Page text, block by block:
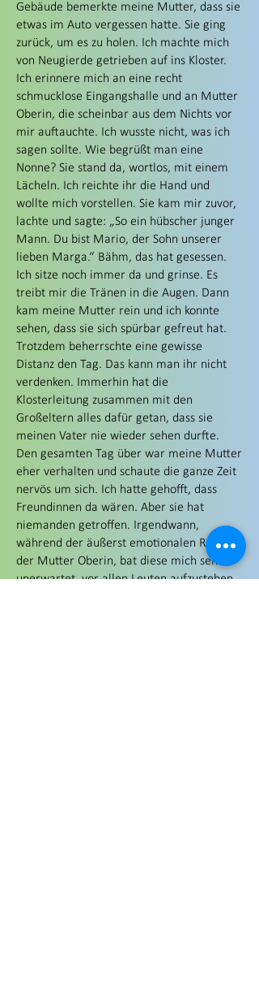
Gebäude bemerkte meine Mutter, dass sie
etwas im Auto vergessen hatte. Sie ging
zurück, um es zu holen. Ich machte mich
von Neugierde getrieben auf ins Kloster.
Ich erinnere mich an eine recht
schmucklose Eingangshalle und an Mutter
Oberin, die scheinbar aus dem Nichts vor
mir auftauchte. Ich wusste nicht, was ich
sagen sollte. Wie begrüßt man eine
Nonne? Sie stand da, wortlos, mit einem
Lächeln. Ich reichte ihr die Hand und
wollte mich vorstellen. Sie kam mir zuvor,
lachte und sagte: „So ein hübscher junger
Mann. Du bist Mario, der Sohn unserer
lieben Marga.“ Bähm, das hat gesessen.
Ich sitze noch immer da und grinse. Es
treibt mir die Tränen in die Augen. Dann
kam meine Mutter rein und ich konnte
sehen, dass sie sich spürbar gefreut hat.
Trotzdem beherrschte eine gewisse
Distanz den Tag. Das kann man ihr nicht
verdenken. Immerhin hat die
Klosterleitung zusammen mit den
Großeltern alles dafür getan, dass sie
meinen Vater nie wieder sehen durfte.
Den gesamten Tag über war meine Mutter
eher verhalten und schaute die ganze Zeit
nervös um sich. Ich hatte gehofft, dass
Freundinnen da wären. Aber sie hat
niemanden getroffen. Irgendwann,
während der äußerst emotionalen Rede
der Mutter Oberin, bat diese mich sehr
unerwartet, vor allen Leuten aufzustehen.